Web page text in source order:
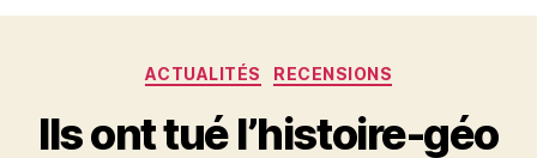
Catégories
ACTUALITÉS RECENSIONS
Ils ont tué l’histoire-géo